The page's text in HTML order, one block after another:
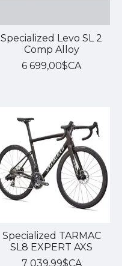
Specialized Levo SL 2
Comp Alloy
6 699,00$CA
Specialized TARMAC
SL8 EXPERT AXS
7 039,99$CA